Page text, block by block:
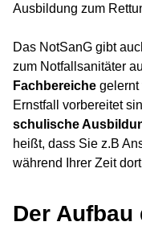
Ausbildung zum
Das NotSanG gibt
zum Notfallsanitäter
Fachbereiche gelernt
Ernstfall vorbereitet
schulische
heißt, dass Sie z.B
während Ihrer Zeit
Der